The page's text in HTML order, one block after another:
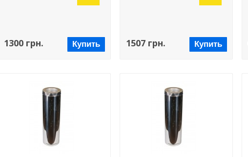
1300 грн. Купить 1507 грн. Купить